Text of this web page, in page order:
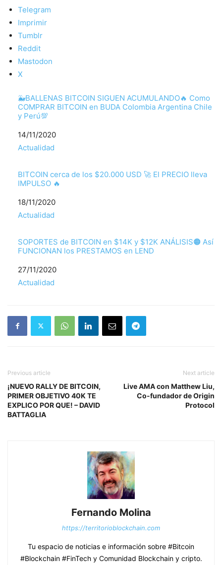
Telegram
Imprimir
Tumblr
Reddit
Mastodon
X
🐳BALLENAS BITCOIN SIGUEN ACUMULANDO🔥 Como
COMPRAR BITCOIN en BUDA Colombia Argentina Chile
y Perú💯
Fecha
14/11/2020
Respecto a
Actualidad
BITCOIN cerca de los $20.000 USD 🚀 El PRECIO lleva
IMPULSO 🔥
Fecha
18/11/2020
Respecto a
Actualidad
SOPORTES de BITCOIN en $14K y $12K ANÁLISIS🟠 Así
FUNCIONAN los PRESTAMOS en LEND
Fecha
27/11/2020
Respecto a
Actualidad
Previous article
¡NUEVO RALLY DE BITCOIN,
PRIMER OBJETIVO 40K TE
EXPLICO POR QUE! – DAVID
BATTAGLIA
Next article
Live AMA con Matthew Liu,
Co-fundador de Origin
Protocol
Fernando Molina
https://territorioblockchain.com
Tu espacio de noticias e información sobre #Bitcoin
#Blockchain #FinTech y Comunidad Blockchain y cripto.